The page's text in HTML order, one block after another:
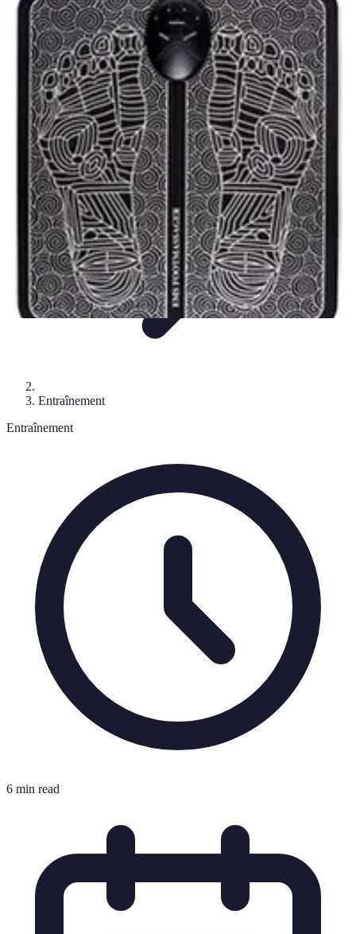
Easy Sport Advice
TendancesTechRunningCyclismeSanté
Easy Sport Advice
Entraînement
Entraînement
6 min read